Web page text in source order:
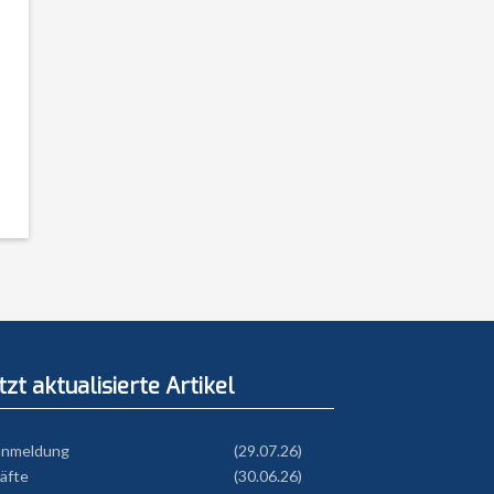
aktualisierte Artikel
(29.07.26)
(30.06.26)